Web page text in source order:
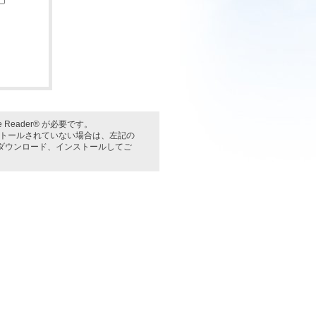
が必要です。
ールされていない場合は、左記の
ンロード、インストールしてご